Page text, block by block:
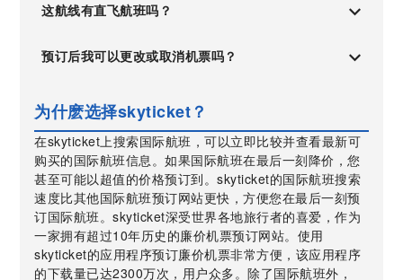
这航线有直飞航班吗？
预订后我可以更改或取消机票吗？
为什麽选择skyticket？
在skyticket上搜索国际航班，可以立即比较并查看最新可
购买的国际航班信息。如果国际航班在最后一刻降价，您
甚至可能以超值的价格预订到。skyticket的国际航班搜索
速度比其他国际航班预订网站更快，方便您在最后一刻预
订国际航班。skyticket深受世界各地旅行者的喜爱，作为
一家拥有超过10年历史的廉价机票预订网站。使用
skyticket的应用程序预订廉价机票非常方便，该应用程序
的下载量已达2300万次，用户众多。除了国际航班外，